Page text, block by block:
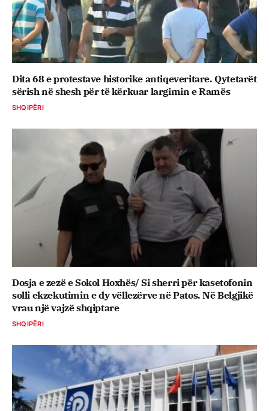
Dita 68 e protestave historike antiqeveritare. Qytetarët
sërish në shesh për të kërkuar largimin e Ramës
SHQIPËRI
Dosja e zezë e Sokol Hoxhës/ Si sherri për kasetofonin
solli ekzekutimin e dy vëllezërve në Patos. Në Belgjikë
vrau një vajzë shqiptare
SHQIPËRI